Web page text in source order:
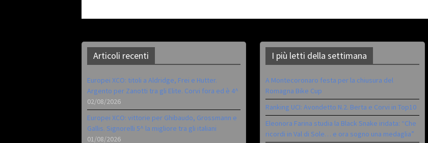
Articoli recenti
Europei XCO: titoli a Aldridge, Frei e Hutter.
Argento per Zanotti tra gli Elite. Corvi fora ed è 4^
02/08/2026
Europei XCO: vittorie per Ghibaudo, Grossmann e
Gallis. Signorelli 5^ la migliore tra gli italiani
01/08/2026
I più letti della settimana
A Montecoronaro festa per la chiusura del
Romagna Bike Cup
Ranking UCI: Avondetto N.2. Berta e Corvi in Top10
Eleonora Farina studia la Black Snake iridata: “Che
ricordi in Val di Sole… e ora sogno una medaglia”